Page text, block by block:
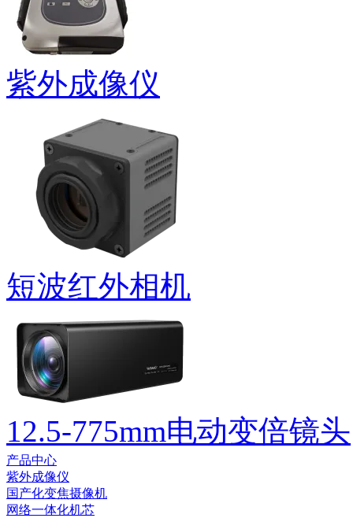
紫外成像仪
短波红外相机
12.5-775mm电动变倍镜头
产品中心
紫外成像仪
国产化变焦摄像机
网络一体化机芯